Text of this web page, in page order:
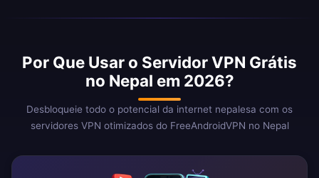
Por Que Usar o Servidor VPN Grátis
no Nepal em 2026?
Desbloqueie todo o potencial da internet nepalesa com os
servidores VPN otimizados do FreeAndroidVPN no Nepal